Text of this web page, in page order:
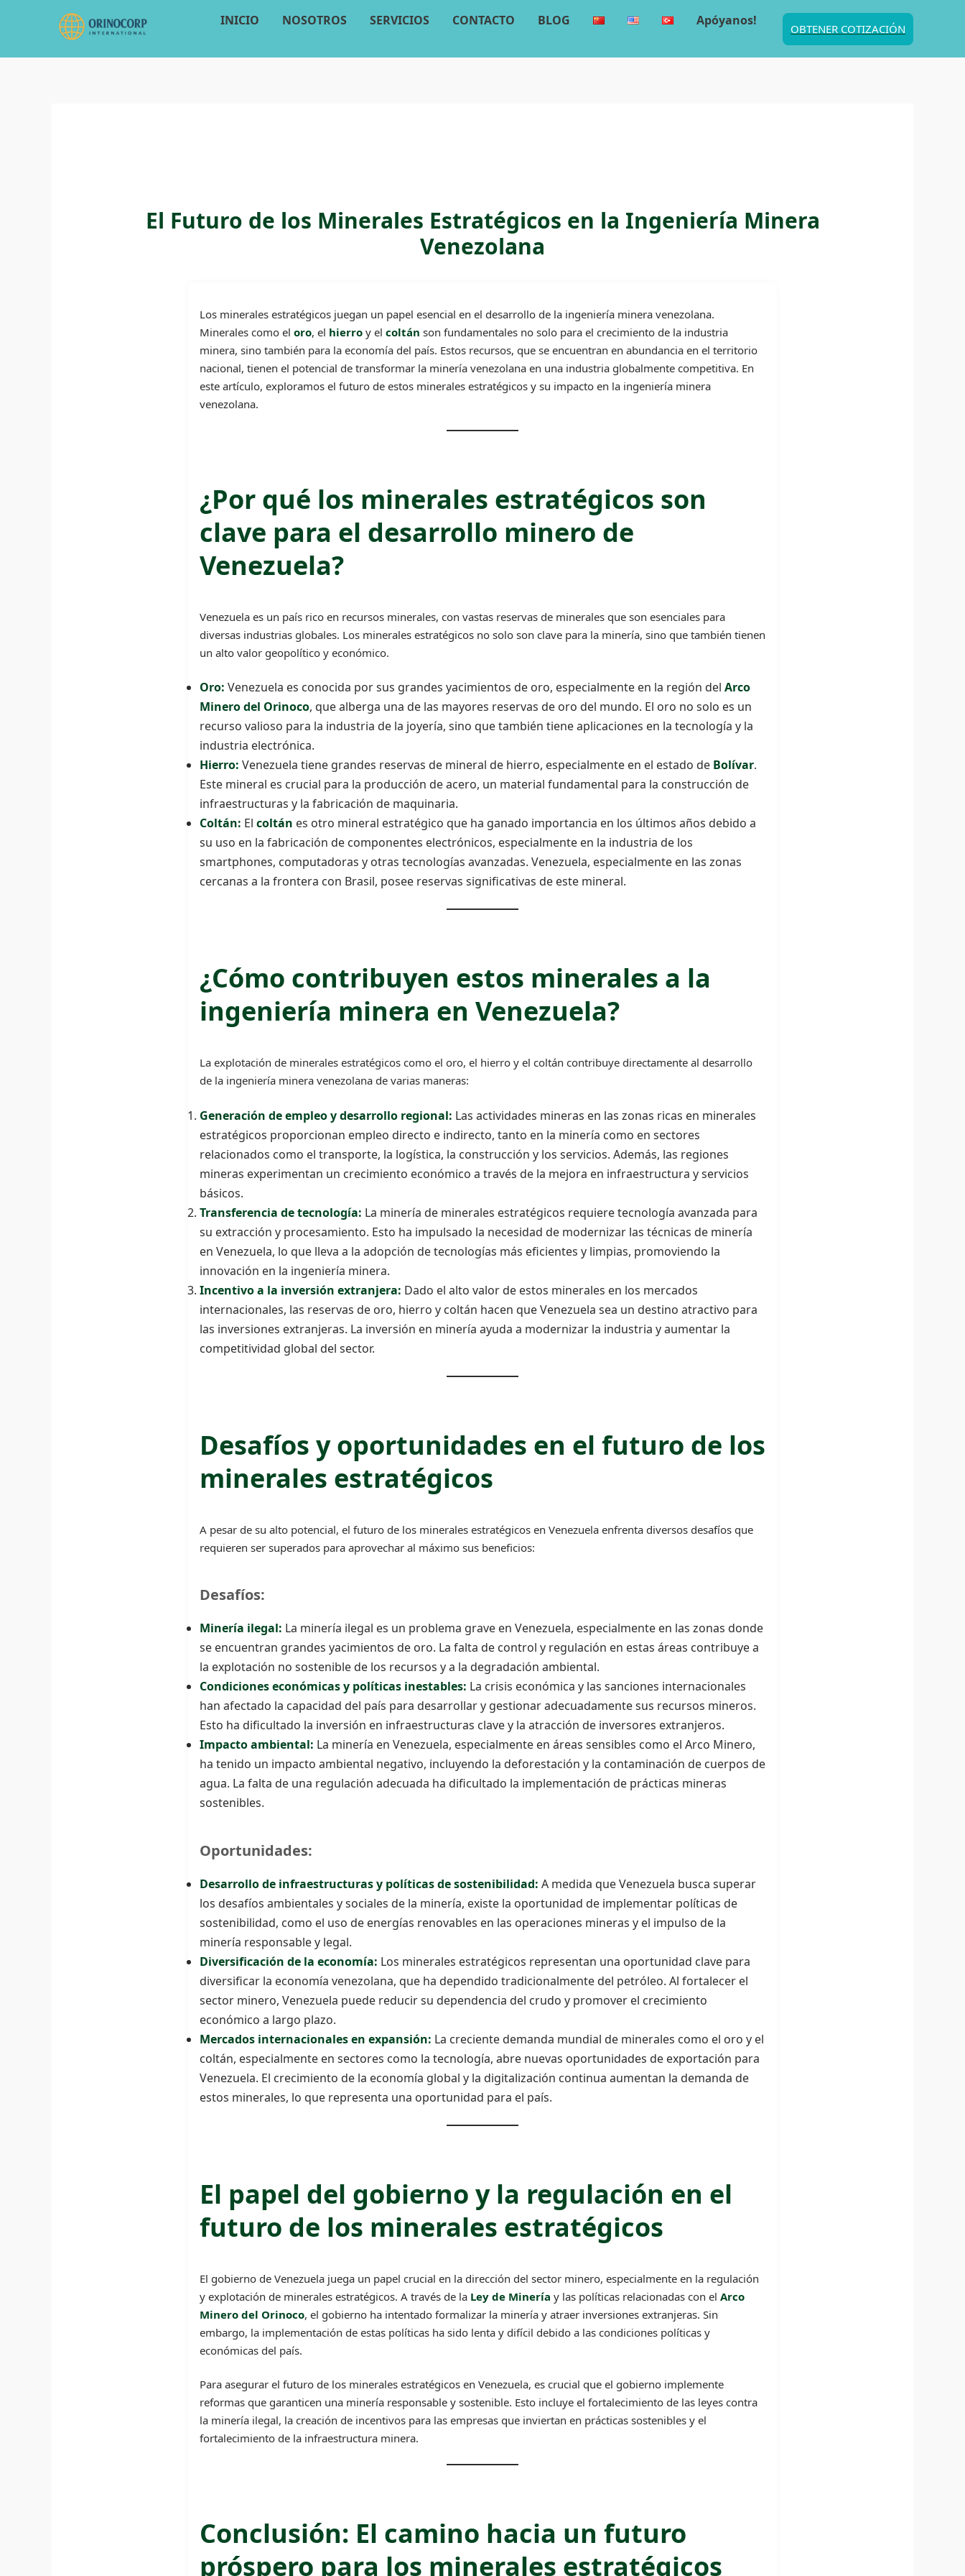
INICIO NOSOTROS SERVICIOS CONTACTO BLOG Apóyanos!
OBTENER COTIZACIÓN
El Futuro de los Minerales Estratégicos en la Ingeniería Minera
Venezolana
Los minerales estratégicos juegan un papel esencial en el desarrollo de la ingeniería minera venezolana.
Minerales como el oro, el hierro y el coltán son fundamentales no solo para el crecimiento de la industria
minera, sino también para la economía del país. Estos recursos, que se encuentran en abundancia en el territorio
nacional, tienen el potencial de transformar la minería venezolana en una industria globalmente competitiva. En
este artículo, exploramos el futuro de estos minerales estratégicos y su impacto en la ingeniería minera
venezolana.
¿Por qué los minerales estratégicos son
clave para el desarrollo minero de
Venezuela?
Venezuela es un país rico en recursos minerales, con vastas reservas de minerales que son esenciales para
diversas industrias globales. Los minerales estratégicos no solo son clave para la minería, sino que también tienen
un alto valor geopolítico y económico.
Oro: Venezuela es conocida por sus grandes yacimientos de oro, especialmente en la región del Arco
Minero del Orinoco, que alberga una de las mayores reservas de oro del mundo. El oro no solo es un
recurso valioso para la industria de la joyería, sino que también tiene aplicaciones en la tecnología y la
industria electrónica.
Hierro: Venezuela tiene grandes reservas de mineral de hierro, especialmente en el estado de Bolívar.
Este mineral es crucial para la producción de acero, un material fundamental para la construcción de
infraestructuras y la fabricación de maquinaria.
Coltán: El coltán es otro mineral estratégico que ha ganado importancia en los últimos años debido a
su uso en la fabricación de componentes electrónicos, especialmente en la industria de los
smartphones, computadoras y otras tecnologías avanzadas. Venezuela, especialmente en las zonas
cercanas a la frontera con Brasil, posee reservas significativas de este mineral.
¿Cómo contribuyen estos minerales a la
ingeniería minera en Venezuela?
La explotación de minerales estratégicos como el oro, el hierro y el coltán contribuye directamente al desarrollo
de la ingeniería minera venezolana de varias maneras:
Generación de empleo y desarrollo regional: Las actividades mineras en las zonas ricas en minerales
estratégicos proporcionan empleo directo e indirecto, tanto en la minería como en sectores
relacionados como el transporte, la logística, la construcción y los servicios. Además, las regiones
mineras experimentan un crecimiento económico a través de la mejora en infraestructura y servicios
básicos.
Transferencia de tecnología: La minería de minerales estratégicos requiere tecnología avanzada para
su extracción y procesamiento. Esto ha impulsado la necesidad de modernizar las técnicas de minería
en Venezuela, lo que lleva a la adopción de tecnologías más eficientes y limpias, promoviendo la
innovación en la ingeniería minera.
Incentivo a la inversión extranjera: Dado el alto valor de estos minerales en los mercados
internacionales, las reservas de oro, hierro y coltán hacen que Venezuela sea un destino atractivo para
las inversiones extranjeras. La inversión en minería ayuda a modernizar la industria y aumentar la
competitividad global del sector.
Desafíos y oportunidades en el futuro de los
minerales estratégicos
A pesar de su alto potencial, el futuro de los minerales estratégicos en Venezuela enfrenta diversos desafíos que
requieren ser superados para aprovechar al máximo sus beneficios:
Desafíos:
Minería ilegal: La minería ilegal es un problema grave en Venezuela, especialmente en las zonas donde
se encuentran grandes yacimientos de oro. La falta de control y regulación en estas áreas contribuye a
la explotación no sostenible de los recursos y a la degradación ambiental.
Condiciones económicas y políticas inestables: La crisis económica y las sanciones internacionales
han afectado la capacidad del país para desarrollar y gestionar adecuadamente sus recursos mineros.
Esto ha dificultado la inversión en infraestructuras clave y la atracción de inversores extranjeros.
Impacto ambiental: La minería en Venezuela, especialmente en áreas sensibles como el Arco Minero,
ha tenido un impacto ambiental negativo, incluyendo la deforestación y la contaminación de cuerpos de
agua. La falta de una regulación adecuada ha dificultado la implementación de prácticas mineras
sostenibles.
Oportunidades:
Desarrollo de infraestructuras y políticas de sostenibilidad: A medida que Venezuela busca superar
los desafíos ambientales y sociales de la minería, existe la oportunidad de implementar políticas de
sostenibilidad, como el uso de energías renovables en las operaciones mineras y el impulso de la
minería responsable y legal.
Diversificación de la economía: Los minerales estratégicos representan una oportunidad clave para
diversificar la economía venezolana, que ha dependido tradicionalmente del petróleo. Al fortalecer el
sector minero, Venezuela puede reducir su dependencia del crudo y promover el crecimiento
económico a largo plazo.
Mercados internacionales en expansión: La creciente demanda mundial de minerales como el oro y el
coltán, especialmente en sectores como la tecnología, abre nuevas oportunidades de exportación para
Venezuela. El crecimiento de la economía global y la digitalización continua aumentan la demanda de
estos minerales, lo que representa una oportunidad para el país.
El papel del gobierno y la regulación en el
futuro de los minerales estratégicos
El gobierno de Venezuela juega un papel crucial en la dirección del sector minero, especialmente en la regulación
y explotación de minerales estratégicos. A través de la Ley de Minería y las políticas relacionadas con el Arco
Minero del Orinoco, el gobierno ha intentado formalizar la minería y atraer inversiones extranjeras. Sin
embargo, la implementación de estas políticas ha sido lenta y difícil debido a las condiciones políticas y
económicas del país.
Para asegurar el futuro de los minerales estratégicos en Venezuela, es crucial que el gobierno implemente
reformas que garanticen una minería responsable y sostenible. Esto incluye el fortalecimiento de las leyes contra
la minería ilegal, la creación de incentivos para las empresas que inviertan en prácticas sostenibles y el
fortalecimiento de la infraestructura minera.
Conclusión: El camino hacia un futuro
próspero para los minerales estratégicos